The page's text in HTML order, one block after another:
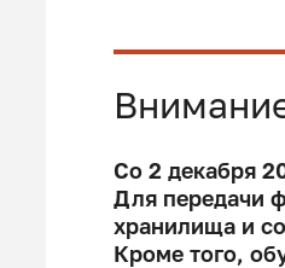
Со 2 декабря
Для передачи
хранилища и
Кроме того,